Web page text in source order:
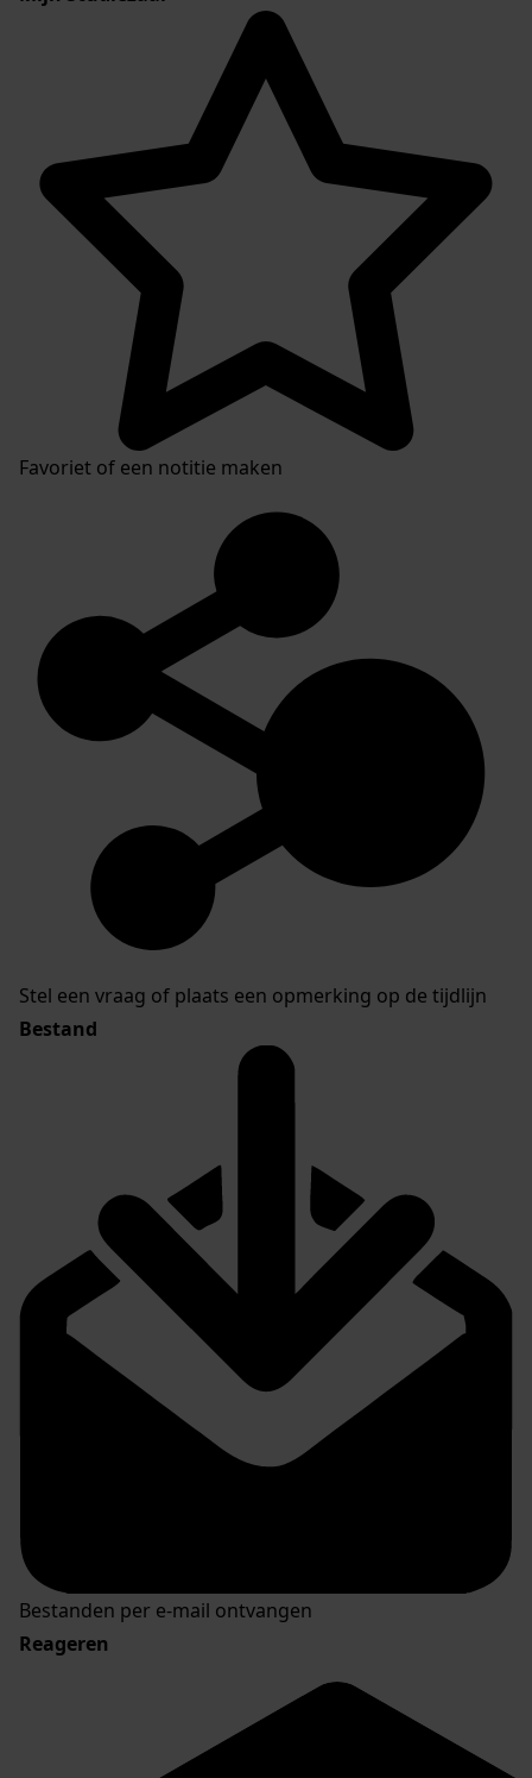
Favoriet of een notitie maken
Stel een vraag of plaats een opmerking op de tijdlijn
Bestand
Bestanden per e-mail ontvangen
Reageren